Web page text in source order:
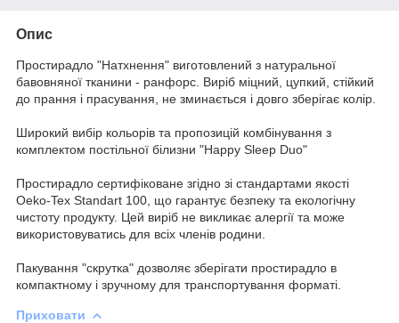
Опис
Простирадло "Натхнення" виготовлений з натуральної
бавовняної тканини - ранфорс. Виріб міцний, цупкий, стійкий
до прання і прасування, не зминається і довго зберігає колір.
Широкий вибір кольорів та пропозицій комбінування з
комплектом постільної білизни "Happy Sleep Duo"
Простирадло сертифіковане згідно зі стандартами якості
Oeko-Tex Standart 100, що гарантує безпеку та екологічну
чистоту продукту. Цей виріб не викликає алергії та може
використовуватись для всіх членів родини.
Пакування "скрутка" дозволяє зберігати простирадло в
компактному і зручному для транспортування форматі.
Приховати